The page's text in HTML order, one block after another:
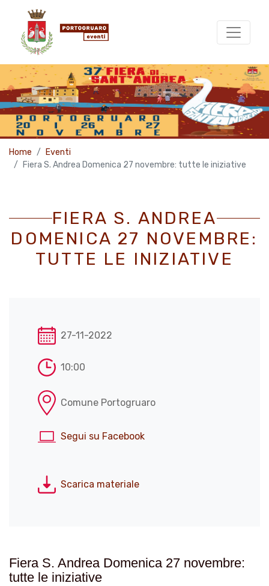
Home
Eventi
Fiera S. Andrea Domenica 27 novembre: tutte le iniziative
FIERA S. ANDREA
DOMENICA 27 NOVEMBRE:
TUTTE LE INIZIATIVE
27-11-2022
10:00
Comune Portogruaro
Segui su Facebook
Scarica materiale
Fiera S. Andrea Domenica 27 novembre:
tutte le iniziative